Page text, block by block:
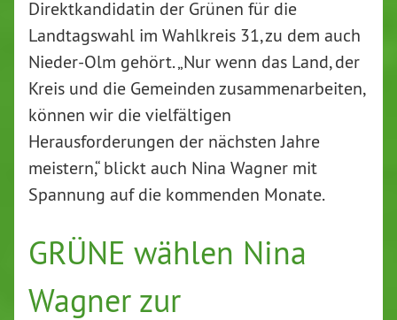
Direktkandidatin der Grünen für die
Landtagswahl im Wahlkreis 31, zu dem auch
Nieder-Olm gehört. „Nur wenn das Land, der
Kreis und die Gemeinden zusammenarbeiten,
können wir die vielfältigen
Herausforderungen der nächsten Jahre
meistern,“ blickt auch Nina Wagner mit
Spannung auf die kommenden Monate.
GRÜNE wählen Nina
Wagner zur